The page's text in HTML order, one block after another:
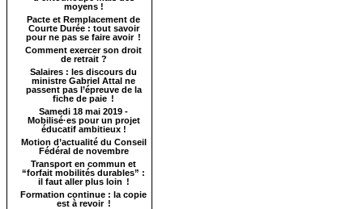
moyens !
Pacte et Remplacement de
Courte Durée : tout savoir
pour ne pas se faire avoir !
Comment exercer son droit
de retrait ?
Salaires : les discours du
ministre Gabriel Attal ne
passent pas l’épreuve de la
fiche de paie !
Samedi 18 mai 2019 -
Mobilisé·es pour un projet
éducatif ambitieux !
Motion d’actualité du Conseil
Fédéral de novembre
Transport en commun et
“forfait mobilités durables” :
il faut aller plus loin !
Formation continue : la copie
est à revoir !